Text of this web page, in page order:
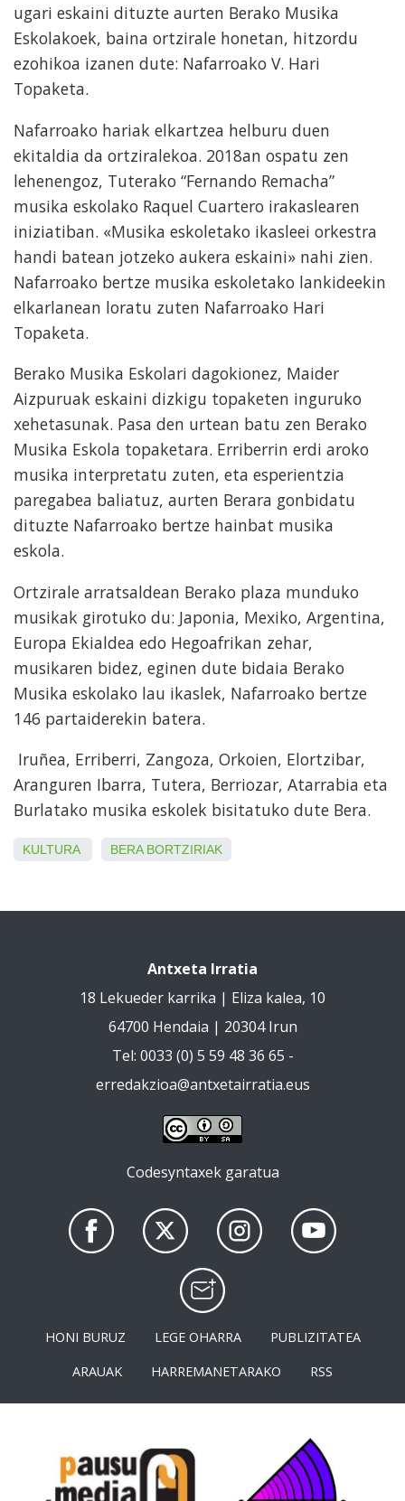
ugari eskaini dituzte aurten Berako Musika
Eskolakoek, baina ortzirale honetan, hitzordu
ezohikoa izanen dute: Nafarroako V. Hari
Topaketa.
Nafarroako hariak elkartzea helburu duen
ekitaldia da ortziralekoa. 2018an ospatu zen
lehenengoz, Tuterako “Fernando Remacha”
musika eskolako Raquel Cuartero irakaslearen
iniziatiban. «Musika eskoletako ikasleei orkestra
handi batean jotzeko aukera eskaini» nahi zien.
Nafarroako bertze musika eskoletako lankideekin
elkarlanean loratu zuten Nafarroako Hari
Topaketa.
Berako Musika Eskolari dagokionez, Maider
Aizpuruak eskaini dizkigu topaketen inguruko
xehetasunak. Pasa den urtean batu zen Berako
Musika Eskola topaketara. Erriberrin erdi aroko
musika interpretatu zuten, eta esperientzia
paregabea baliatuz, aurten Berara gonbidatu
dituzte Nafarroako bertze hainbat musika
eskola.
Ortzirale arratsaldean Berako plaza munduko
musikak girotuko du: Japonia, Mexiko, Argentina,
Europa Ekialdea edo Hegoafrikan zehar,
musikaren bidez, eginen dute bidaia Berako
Musika eskolako lau ikaslek, Nafarroako bertze
146 partaiderekin batera.
Iruñea, Erriberri, Zangoza, Orkoien, Elortzibar,
Aranguren Ibarra, Tutera, Berriozar, Atarrabia eta
Burlatako musika eskolek bisitatuko dute Bera.
KULTURA BERA BORTZIRIAK
Antxeta Irratia
18 Lekueder karrika | Eliza kalea, 10
64700 Hendaia | 20304 Irun
Tel: 0033 (0) 5 59 48 36 65 -
erredakzioa@antxetairratia.eus
Codesyntaxek garatua
HONI BURUZ LEGE OHARRA
PUBLIZITATEA
ARAUAK
HARREMANETARAKO RSS